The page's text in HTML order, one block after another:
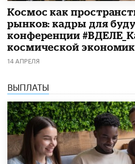
Космос как
рынков: кадры для
конференции
космической
14 АПРЕЛЯ
ВЫПЛАТЫ